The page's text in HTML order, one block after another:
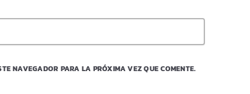
NAVEGADOR PARA LA PRÓXIMA VEZ QUE COMENTE.